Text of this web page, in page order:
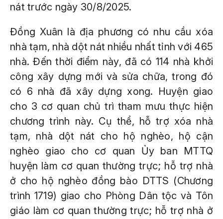
nát trước ngày 30/8/2025.
Đồng Xuân là địa phương có nhu cầu xóa
nhà tạm, nhà dột nát nhiều nhất tỉnh với 465
nhà. Đến thời điểm này, đã có 114 nhà khởi
công xây dựng mới và sửa chữa, trong đó
có 6 nhà đã xây dựng xong. Huyện giao
cho 3 cơ quan chủ trì tham mưu thực hiện
chương trình này. Cụ thể, hỗ trợ xóa nhà
tạm, nhà dột nát cho hộ nghèo, hộ cận
nghèo giao cho cơ quan Ủy ban MTTQ
huyện làm cơ quan thường trực; hỗ trợ nhà
ở cho hộ nghèo đồng bào DTTS (Chương
trình 1719) giao cho Phòng Dân tộc và Tôn
giáo làm cơ quan thường trực; hỗ trợ nhà ở